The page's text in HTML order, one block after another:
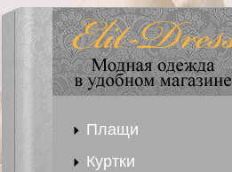
Плащи
Куртки